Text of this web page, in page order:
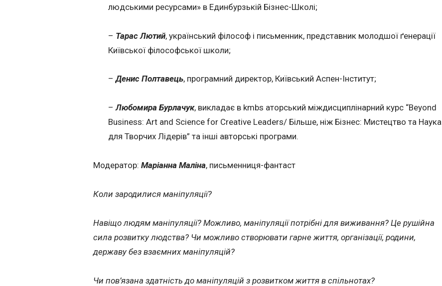
людськими ресурсами» в Единбурзькій Бізнес-Школі;
– Тарас Лютий, український філософ і письменник, представник молодшої ґенерації
Київської філософської школи;
–Денис Полтавець, програмний директор, Київський Аспен-Інститут;
–Любомира Бурлачук, викладає в kmbs аторський міждисциплінарний курс “Beyond
Business: Art and Science for Creative Leaders/ Більше, ніж Бізнес: Мистецтво та Наука
для Творчих Лідерів” та інші авторські програми.
Модератор: Маріанна Маліна, письменниця-фантаст
Коли зародилися маніпуляції?
Навіщо людям маніпуляції? Можливо, маніпуляції потрібні для виживання? Це рушійна
сила розвитку людства? Чи можливо створювати гарне життя, організації, родини,
державу без взаємних маніпуляцій?
Чи пов’язана здатність до маніпуляцій з розвитком життя в спільнотах?